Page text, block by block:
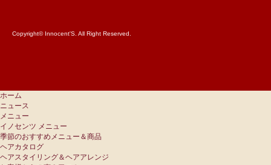
Copyright© Innocent'S. All Right Reserved.
ホーム
ニュース
メニュー
イノセンツ メニュー
季節のおすすめメニュー＆商品
ヘアカタログ
ヘアスタイリング＆ヘアアレンジ